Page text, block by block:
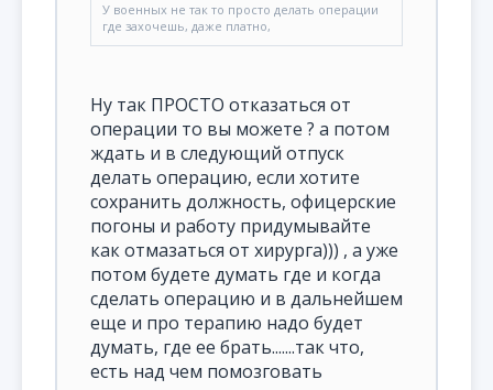
У военных не так то просто делать операции
где захочешь, даже платно,
Ну так ПРОСТО отказаться от
операции то вы можете ? а потом
ждать и в следующий отпуск
делать операцию, если хотите
сохранить должность, офицерские
погоны и работу придумывайте
как отмазаться от хирурга))) , а уже
потом будете думать где и когда
сделать операцию и в дальнейшем
еще и про терапию надо будет
думать, где ее брать.......так что,
есть над чем помозговать